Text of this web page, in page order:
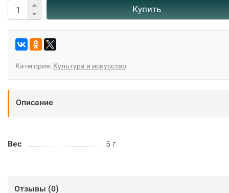
Купить
Категория: Культура и искусство
Описание
Вес 5 г
Отзывы (0)